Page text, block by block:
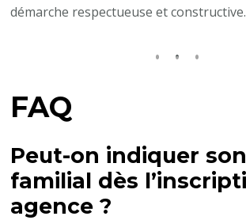
démarche respectueuse et constructive.
FAQ
Peut-on indiquer
familial dès
agence ?